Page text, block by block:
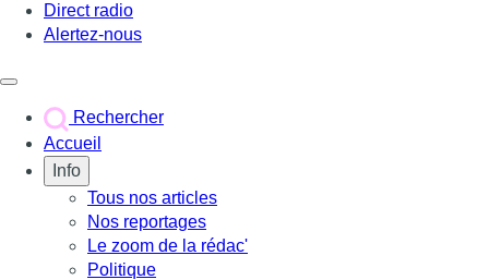
Direct radio
Alertez-nous
Rechercher
Accueil
Info
Tous nos articles
Nos reportages
Le zoom de la rédac'
Politique